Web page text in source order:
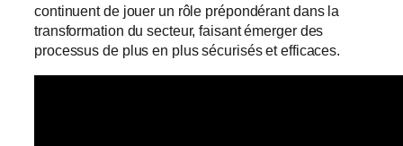
continuent de jouer un rôle prépondérant dans la
transformation du secteur, faisant émerger des
processus de plus en plus sécurisés et efficaces.